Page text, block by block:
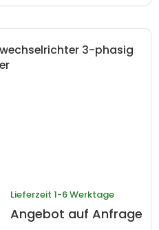
3-phasig
Lieferzeit 1-6 Werktage
Angebot auf Anfrage